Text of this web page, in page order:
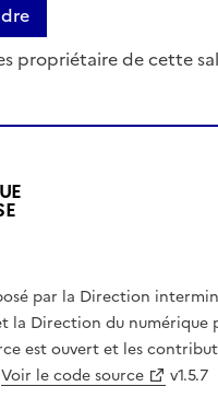
propriétaire de cette
par la Direction
la Direction du numérique
est ouvert et les
Voir le code source v1.5.7